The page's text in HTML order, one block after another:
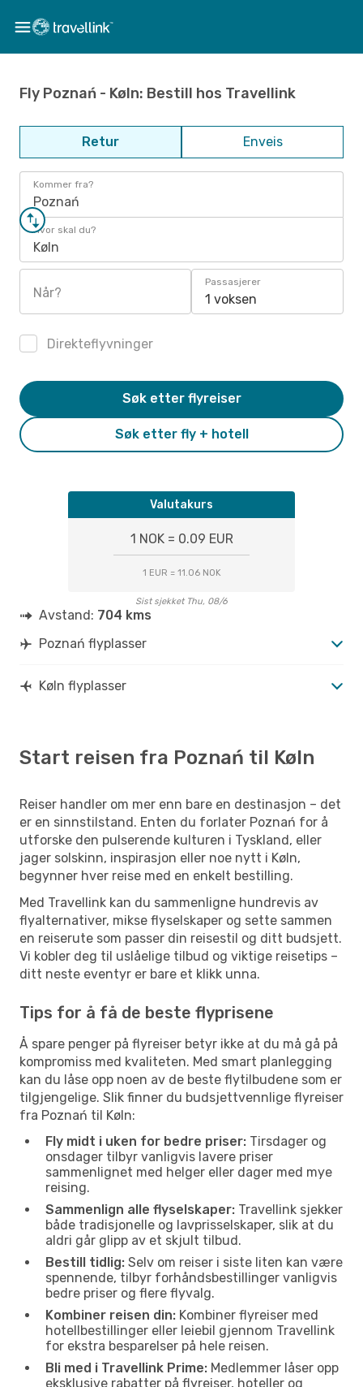
Fly Poznań - Køln: Bestill hos Travellink
Retur Enveis
Kommer fra?
Poznań
Hvor skal du?
Køln
Når?
Passasjerer
1 voksen
Direkteflyvninger
Søk etter fly + hotell
Søk etter flyreiser
Valutakurs
1 NOK = 0.09 EUR
1 EUR = 11.06 NOK
Sist sjekket Thu, 08/6
Avstand: 704 kms
Poznań flyplasser
Køln flyplasser
Start reisen fra Poznań til Køln
Reiser handler om mer enn bare en destinasjon – det
er en sinnstilstand. Enten du forlater Poznań for å
utforske den pulserende kulturen i Tyskland, eller
jager solskinn, inspirasjon eller noe nytt i Køln,
begynner hver reise med en enkelt bestilling.
Med Travellink kan du sammenligne hundrevis av
flyalternativer, mikse flyselskaper og sette sammen
en reiserute som passer din reisestil og ditt budsjett.
Vi kobler deg til uslåelige tilbud og viktige reisetips –
ditt neste eventyr er bare et klikk unna.
Tips for å få de beste flyprisene
Å spare penger på flyreiser betyr ikke at du må gå på
kompromiss med kvaliteten. Med smart planlegging
kan du låse opp noen av de beste flytilbudene som er
tilgjengelige. Slik finner du budsjettvennlige flyreiser
fra Poznań til Køln:
Fly midt i uken for bedre priser: Tirsdager og
onsdager tilbyr vanligvis lavere priser
sammenlignet med helger eller dager med mye
reising.
Sammenlign alle flyselskaper: Travellink sjekker
både tradisjonelle og lavprisselskaper, slik at du
aldri går glipp av et skjult tilbud.
Bestill tidlig: Selv om reiser i siste liten kan være
spennende, tilbyr forhåndsbestillinger vanligvis
bedre priser og flere flyvalg.
Kombiner reisen din: Kombiner flyreiser med
hotellbestillinger eller leiebil gjennom Travellink
for ekstra besparelser på hele reisen.
Bli med i Travellink Prime: Medlemmer låser opp
eksklusive rabatter på flyreiser, hoteller og